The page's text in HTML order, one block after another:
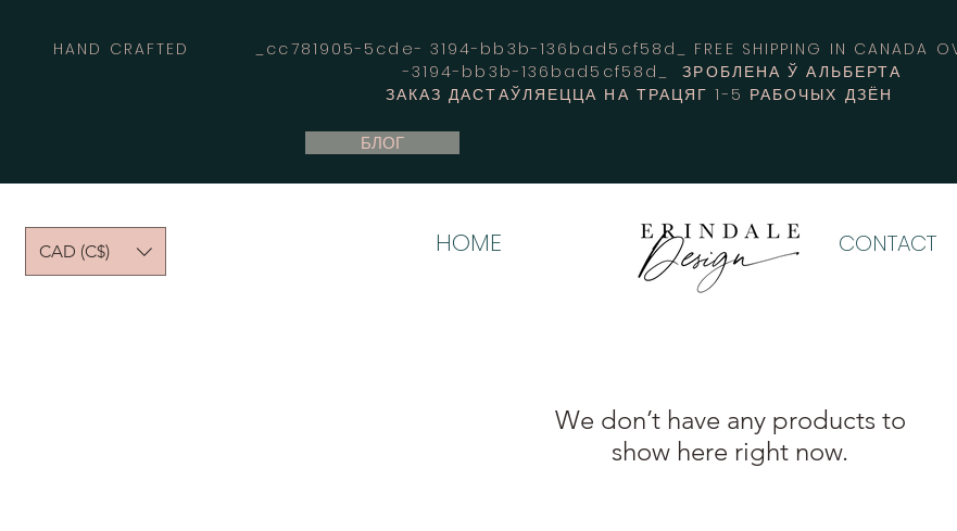
HAND CRAFTED _cc781905-5cde- 3194-bb3b-136bad5cf58d_ FREE SHIPPING IN
-3194-bb3b-136bad5cf58d_ ЗРОБЛЕНА Ў АЛЬБЕРТА
ЗАКАЗ ДАСТАЎЛЯЕЦЦА НА ТРАЦЯГ 1-5 РАБОЧЫХ ДЗЁН
БЛОГ
CAD (C$) HOME CONTACT
We don’t have any products to
show here right now.